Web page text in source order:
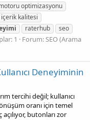
optimizasyonu
içerik kalitesi
raterhub
seo
1 Forum:SEO (Arama
Deneyiminin
tercihi değil; kullanıcı
oranı için temel
butonları zor